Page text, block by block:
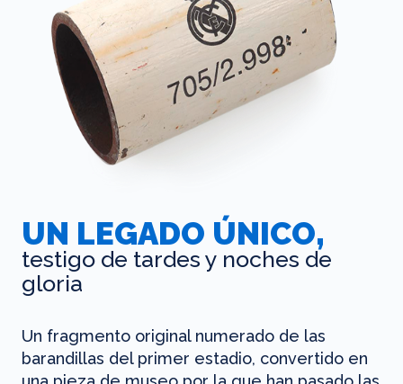
UN LEGADO ÚNICO,
testigo de tardes y noches de
gloria
Un fragmento original numerado de las
barandillas del primer estadio, convertido en